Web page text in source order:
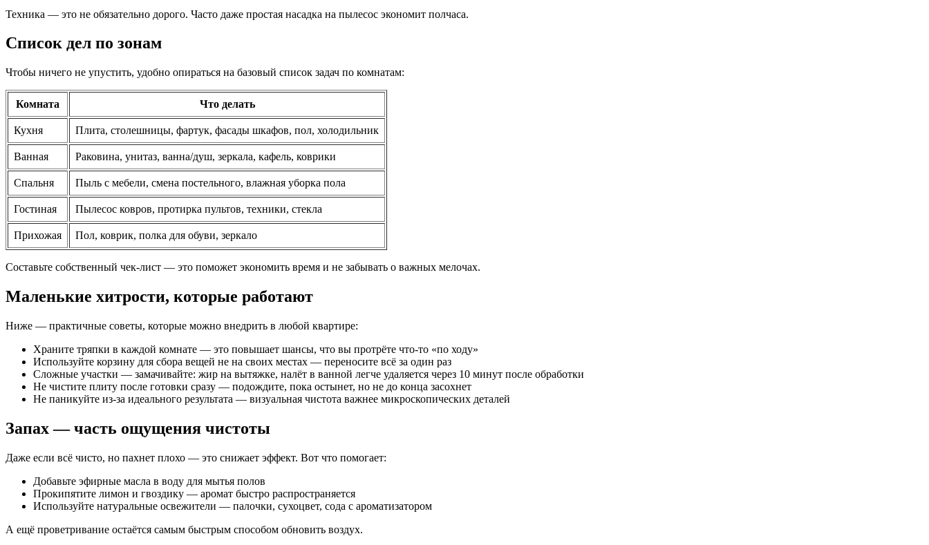
Техника — это не обязательно дорого. Часто даже простая насадка на пылесос экономит полчаса.
Список дел по зонам
Чтобы ничего не упустить, удобно опираться на базовый список задач по комнатам:
Комната Что делать
Кухня Плита, столешницы, фартук, фасады шкафов, пол, холодильник
Ванная Раковина, унитаз, ванна/душ, зеркала, кафель, коврики
Спальня Пыль с мебели, смена постельного, влажная уборка пола
Гостиная Пылесос ковров, протирка пультов, техники, стекла
Прихожая Пол, коврик, полка для обуви, зеркало
Составьте собственный чек-лист — это поможет экономить время и не забывать о важных мелочах.
Маленькие хитрости, которые работают
Ниже — практичные советы, которые можно внедрить в любой квартире:
Храните тряпки в каждой комнате — это повышает шансы, что вы протрёте что-то «по ходу»
Используйте корзину для сбора вещей не на своих местах — переносите всё за один раз
Сложные участки — замачивайте: жир на вытяжке, налёт в ванной легче удаляется через 10 минут после обработки
Не чистите плиту после готовки сразу — подождите, пока остынет, но не до конца засохнет
Не паникуйте из-за идеального результата — визуальная чистота важнее микроскопических деталей
Запах — часть ощущения чистоты
Даже если всё чисто, но пахнет плохо — это снижает эффект. Вот что помогает:
Добавьте эфирные масла в воду для мытья полов
Прокипятите лимон и гвоздику — аромат быстро распространяется
Используйте натуральные освежители — палочки, сухоцвет, сода с ароматизатором
А ещё проветривание остаётся самым быстрым способом обновить воздух.